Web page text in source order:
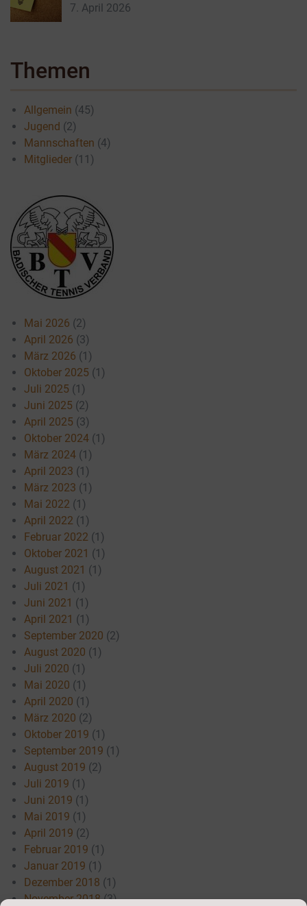
7. April 2026
Themen
Allgemein (45)
Jugend (2)
Mannschaften (4)
Mitglieder (11)
Mai 2026 (2)
April 2026 (3)
März 2026 (1)
Oktober 2025 (1)
Juli 2025 (1)
Juni 2025 (2)
April 2025 (3)
Oktober 2024 (1)
März 2024 (1)
April 2023 (1)
März 2023 (1)
Mai 2022 (1)
April 2022 (1)
Februar 2022 (1)
Oktober 2021 (1)
August 2021 (1)
Juli 2021 (1)
Juni 2021 (1)
April 2021 (1)
September 2020 (2)
August 2020 (1)
Juli 2020 (1)
Mai 2020 (1)
April 2020 (1)
März 2020 (2)
Oktober 2019 (1)
September 2019 (1)
August 2019 (2)
Juli 2019 (1)
Juni 2019 (1)
Mai 2019 (1)
April 2019 (2)
Februar 2019 (1)
Januar 2019 (1)
Dezember 2018 (1)
November 2018(3)